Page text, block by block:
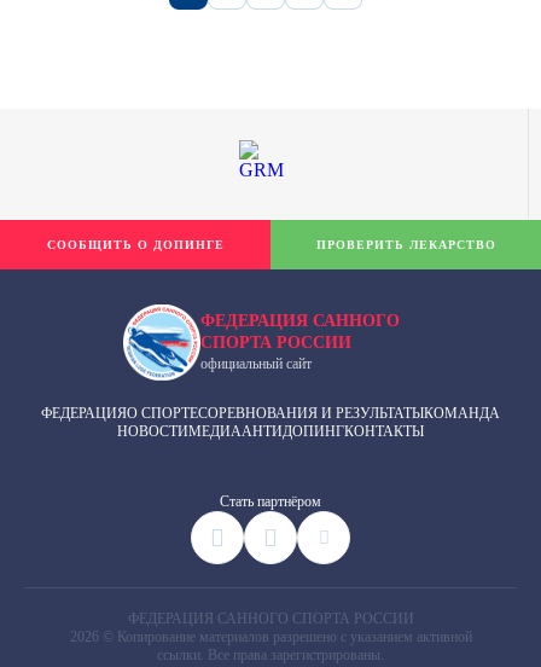
ФЕДЕРАЦИЯ САННОГО
СПОРТА РОССИИ
официальный сайт
ФЕДЕРАЦИЯО СПОРТЕСОРЕВНОВАНИЯ И РЕЗУЛЬТАТЫКОМАНДА
НОВОСТИМЕДИААНТИДОПИНГКОНТАКТЫ
Cтать партнёром
СООБЩИТЬ О ДОПИНГЕ ПРОВЕРИТЬ ЛЕКАРСТВО
ФЕДЕРАЦИЯ САННОГО СПОРТА РОССИИ
2026 © Копирование материалов разрешено с указанием активной
ссылки. Все права зарегистрированы.